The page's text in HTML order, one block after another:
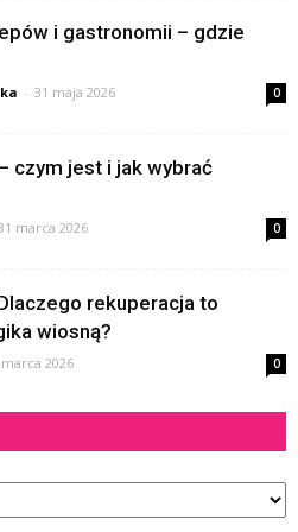
i gastronomii – gdzie
- 31 maja 2026 0
czym jest i jak wybrać
marca 2026 0
rekuperacja to
wiosną?
2026 0